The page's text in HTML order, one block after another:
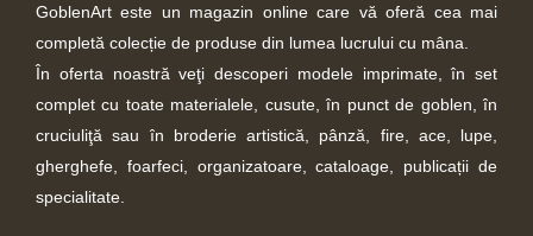
GoblenArt este un magazin online care vă oferă cea mai
completă colecție de produse din lumea lucrului cu mâna.
În oferta noastră veţi descoperi modele imprimate, în set
complet cu toate materialele, cusute, în punct de goblen, în
cruciuliţă sau în broderie artistică, pânză, fire, ace, lupe,
gherghefe, foarfeci, organizatoare, cataloage, publicații de
specialitate.